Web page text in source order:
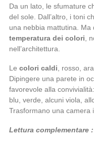
Da un lato, le sfumature
del sole. Dall’altro, i toni
una nebbia mattutina. Ma
temperatura dei colori ,
nell’architettura.
Le colori caldi , rosso,
Dipingere una parete in
favorevole alla
blu, verde, alcuni viola,
Trasformano una camera
Lettura complementare :